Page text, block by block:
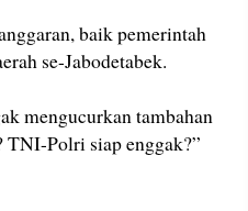
baik pemerintah
se-Jabodetabek.
mengucurkan tambahan
TNI-Polri siap enggak?”